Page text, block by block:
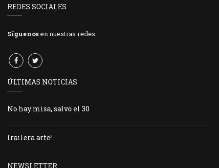
REDES SOCIALES
Síguenosen nuestras redes
ÚLTIMAS NOTICIAS
No hay misa, salvo el 30
Irailera arte!
NEWSLETTER